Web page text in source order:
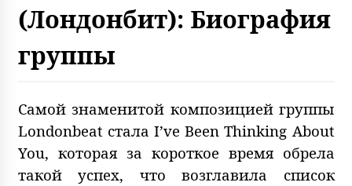
(Лондонбит): Биография
группы
Самой знаменитой композицией группы
Londonbeat стала I’ve Been Thinking About
You, которая за короткое время обрела
такой успех, что возглавила список